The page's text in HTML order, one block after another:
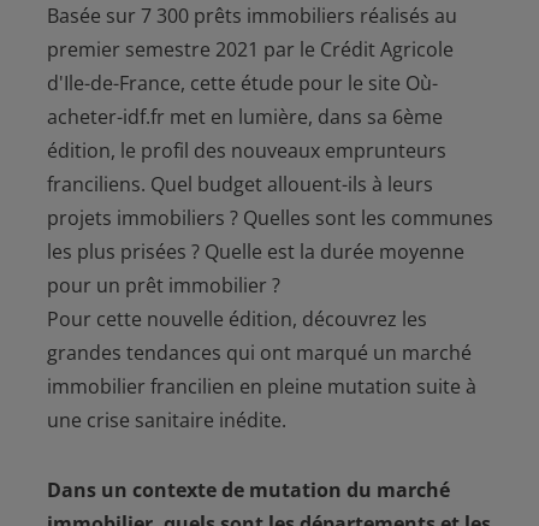
Basée sur 7 300 prêts immobiliers réalisés au
premier semestre 2021 par le Crédit Agricole
d'Ile-de-France, cette étude pour le site Où-
acheter-idf.fr met en lumière, dans sa 6ème
édition, le profil des nouveaux emprunteurs
franciliens. Quel budget allouent-ils à leurs
projets immobiliers ? Quelles sont les communes
les plus prisées ? Quelle est la durée moyenne
pour un prêt immobilier ?
Pour cette nouvelle édition, découvrez les
grandes tendances qui ont marqué un marché
immobilier francilien en pleine mutation suite à
une crise sanitaire inédite.
Dans un contexte de mutation du marché